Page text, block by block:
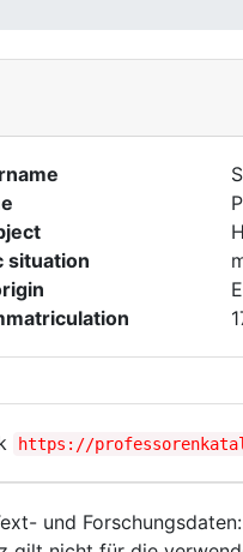
situation
https://
und Forschungsdaten: